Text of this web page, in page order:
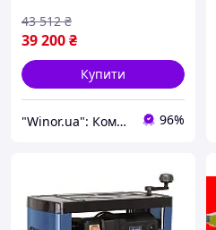
39 200₴
43 512 ₴
Купити
"Winor.ua": Комфортний шопінг 24/7! 96%